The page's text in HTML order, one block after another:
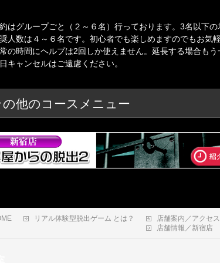
はグループごと（２～６名）行っております。3名以下
奨人数は４～６名です。初心者でも楽しめますのでもお気
の時間にヘルプは2回しか使えません。延長する場合もう
キャンセルはご遠慮ください。
の他のコースメニュー
リアル体験型脱出ゲーム とは？
店舗案内／アクセス
店舗情報／新宿店